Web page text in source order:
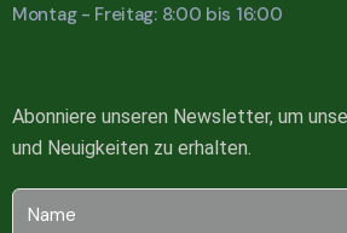
Montag - Freitag: 8:00 bis 16:00
Abonniere unseren Newsletter, um
und Neuigkeiten zu erhalten.